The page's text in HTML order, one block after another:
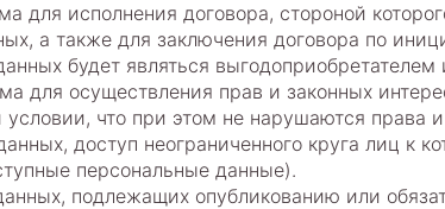
для исполнения договора, стороной
а также для заключения договора по
будет являться
для осуществления прав и законных
что при этом не нарушаются права
доступ неограниченного круга лиц к
персональные данные).
подлежащих опубликованию или